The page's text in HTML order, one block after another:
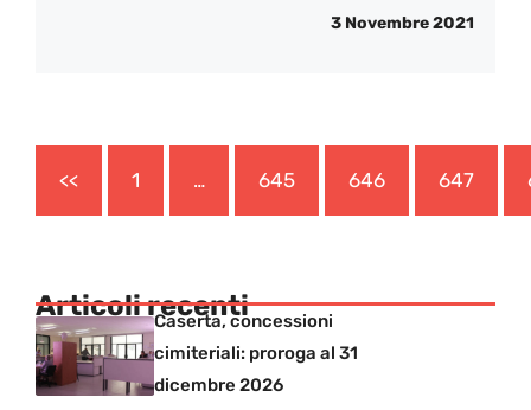
3 Novembre 2021
<< 1 … 645 646 647
Articoli recenti
Caserta, concessioni
cimiteriali: proroga al 31
dicembre 2026